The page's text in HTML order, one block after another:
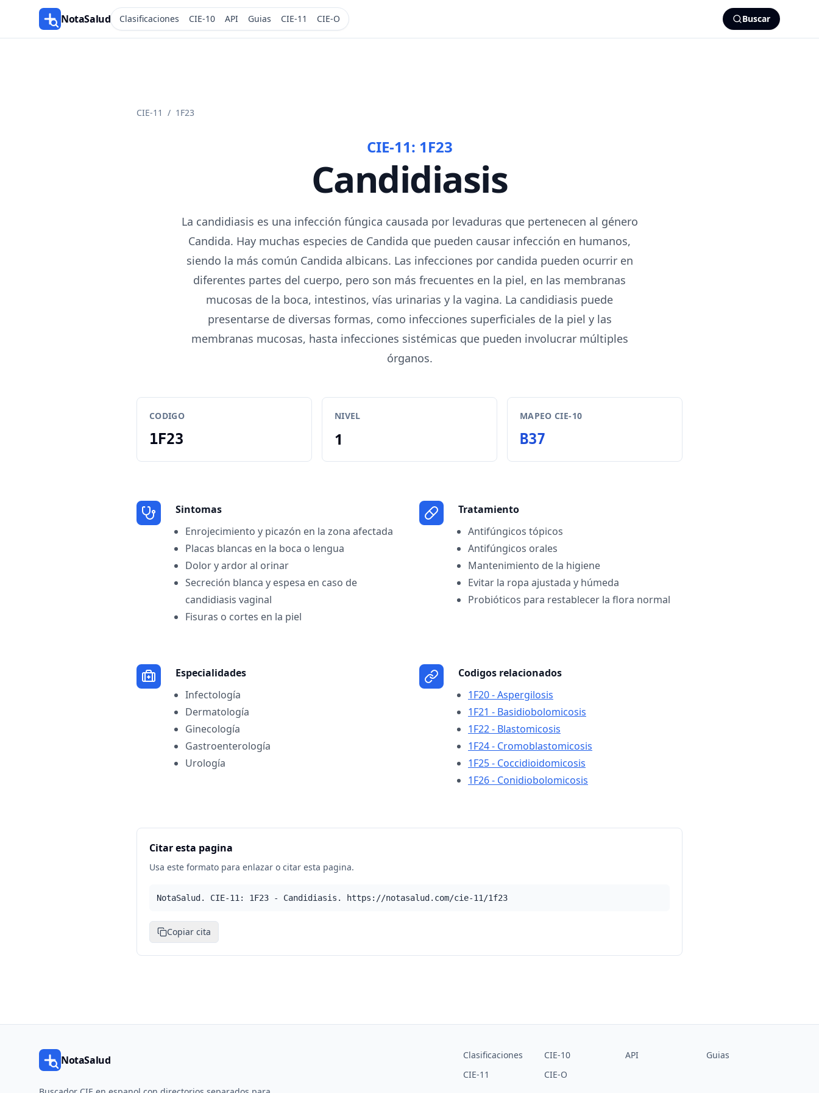
NotaSalud Clasificaciones CIE-10 API Guias CIE-11 CIE-O Buscar
CIE-11 / 1F23
CIE-11: 1F23
Candidiasis
La candidiasis es una infección fúngica causada por levaduras que pertenecen al género
Candida. Hay muchas especies de Candida que pueden causar infección en humanos,
siendo la más común Candida albicans. Las infecciones por candida pueden ocurrir en
diferentes partes del cuerpo, pero son más frecuentes en la piel, en las membranas
mucosas de la boca, intestinos, vías urinarias y la vagina. La candidiasis puede
presentarse de diversas formas, como infecciones superficiales de la piel y las
membranas mucosas, hasta infecciones sistémicas que pueden involucrar múltiples
órganos.
CODIGO
1F23
NIVEL
1
MAPEO CIE-10
B37
Sintomas
Enrojecimiento y picazón en la zona afectada
Placas blancas en la boca o lengua
Dolor y ardor al orinar
Secreción blanca y espesa en caso de
candidiasis vaginal
Fisuras o cortes en la piel
Tratamiento
Antifúngicos tópicos
Antifúngicos orales
Mantenimiento de la higiene
Evitar la ropa ajustada y húmeda
Probióticos para restablecer la flora normal
Especialidades
Infectología
Dermatología
Ginecología
Gastroenterología
Urología
Codigos relacionados
1F20 - Aspergilosis
1F21 - Basidiobolomicosis
1F22 - Blastomicosis
1F24 - Cromoblastomicosis
1F25 - Coccidioidomicosis
1F26 - Conidiobolomicosis
Citar esta pagina
Usa este formato para enlazar o citar esta pagina.
NotaSalud. CIE-11: 1F23 - Candidiasis. https://notasalud.com/cie-11/1f23
Copiar cita
NotaSalud Clasificaciones CIE-10 API
Guias
CIE-11
CIE-O